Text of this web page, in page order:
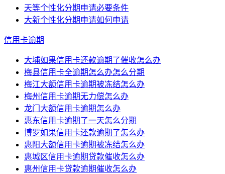
天等个性化分期申请必要条件
大新个性化分期申请如何申请
信用卡逾期
大埔如果信用卡还款逾期了催收怎么办
梅县信用卡全逾期怎么办怎么分期
梅江大额信用卡逾期被冻结怎么办
梅州信用卡逾期无力偿怎么办
龙门大额信用卡逾期怎么办
惠东信用卡逾期了一天怎么分期
博罗如果信用卡还款逾期了怎么办
惠阳大额信用卡逾期被冻结怎么办
惠城区信用卡逾期贷款催收怎么办
惠州信用卡贷款逾期催收怎么办